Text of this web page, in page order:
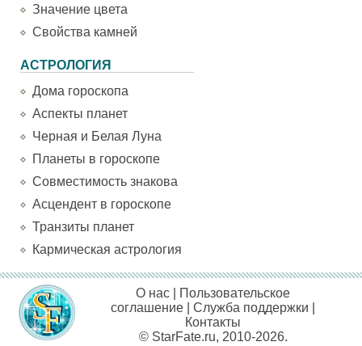
Значение цвета
Свойства камней
АСТРОЛОГИЯ
Дома гороскопа
Аспекты планет
Черная и Белая Луна
Планеты в гороскопе
Совместимость знакова
Асцендент в гороскопе
Транзиты планет
Кармическая астрология
О нас
Пользовательское
соглашение |Служба поддержки
Контакты
© StarFate.ru, 2010-2026.